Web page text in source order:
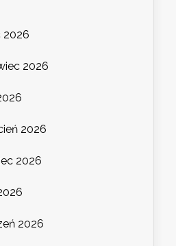
2026
2026
2026
2026
2026